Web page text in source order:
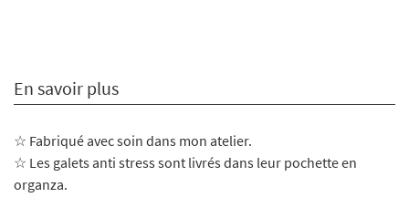
En savoir plus
☆ Fabriqué avec soin dans mon atelier.
☆ Les galets anti stress sont livrés dans leur pochette en
organza.